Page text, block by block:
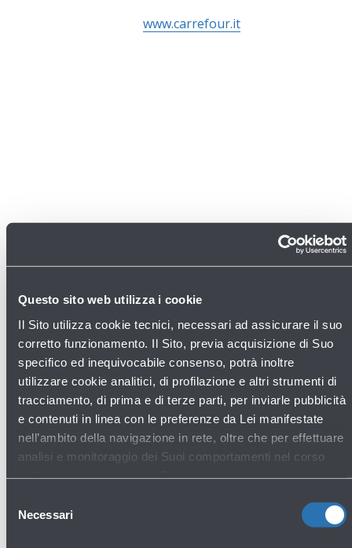
Questo sito web utilizza i cookie
Il Sito utilizza cookie tecnici, necessari ad assicurare il suo
corretto funzionamento. Il Sito, previa acquisizione di Suo
specifico ed inequivocabile consenso, potrà inoltre
utilizzare cookie analitici, di profilazione e altri strumenti di
tracciamento, di prima e di terze parti, per inviarle pubblicità
e contenuti in linea con le preferenze da Lei manifestate
nell’ambito della navigazione in rete, oltre che per effettuare
analisi e monitoraggio dei Suoi comportamenti nel corso
La preghiamo di consultare l'
delNecessari
www.carrefour.it
Scopri gli altri negozi
General stores